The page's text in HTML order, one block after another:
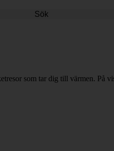
Sök
som tar dig till värmen. På